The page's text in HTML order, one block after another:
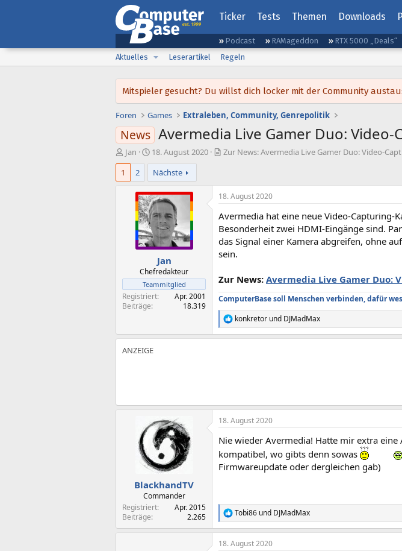
Ticker Tests Themen Downloads
Podcast RAMageddon RTX 5000 „Deals“
Aktuelles
Leserartikel Regeln
Mitspieler gesucht? Du willst dich locker mit der Community
Foren Games Extraleben, Community, Genrepolitik
News Avermedia Live Gamer Duo:
E
r
t
Jan
E
r
s
t
e
l
l
t
a
m
18. August 2020
Zur News: Avermedia Live Gamer Duo: Video-
1
2 Nächste
Jan
Chefredakteur
Teammitglied
Registriert
Apr. 2001
Beiträge
18.319
18. August 2020
Avermedia hat eine neue Video-Capturing-
Besonderheit zwei HDMI-Eingänge sind.
das Signal einer Kamera abgreifen, ohne
sein.
Zur News: Avermedia Live Gamer Duo:
ComputerBase soll Menschen verbinden, dafür
R
e
a
n
:
konkretor und DJMadMax
BlackhandTV
Commander
Registriert
Apr. 2015
Beiträge
2.265
18. August 2020
Nie wieder Avermedia! Hatte mir extra eine
kompatibel, wo gibts denn sowas
Firmwareupdate oder dergleichen gab)
R
e
a
k
Tobi86 und DJMadMax
18. August 2020